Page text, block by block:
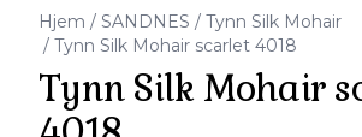
Hjem / SANDNES / Tynn Silk Mohair
/ Tynn Silk Mohair scarlet 4018
Tynn Silk Mohair